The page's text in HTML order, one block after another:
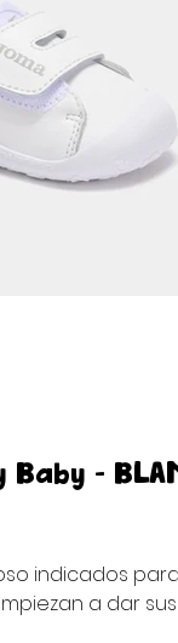
-
indicados
a dar